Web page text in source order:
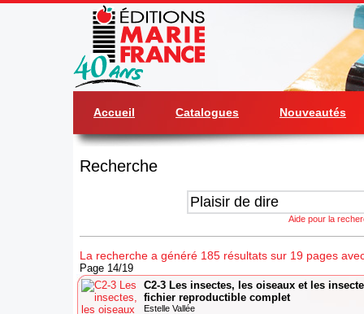
Accueil Catalogues Nouveautés
Recherche
Aide pour la
La recherche a généré 185 résultats sur 19 pages
Page 14/19
C2-3 Les insectes, les oiseaux et les
fichier reproductible complet
Estelle Vallée